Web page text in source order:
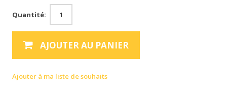
Quantité:
AJOUTER AU PANIER
Ajouter à ma liste de souhaits